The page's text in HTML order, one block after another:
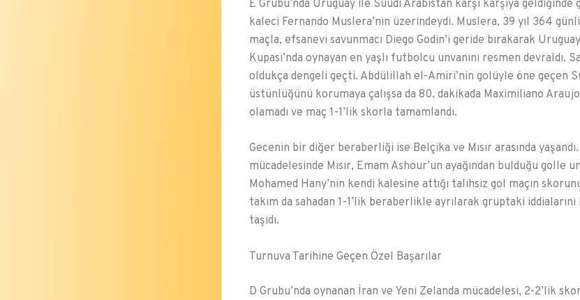
E Grubu’nda Uruguay ile Suudi Arabistan karşı karşıya
kaleci Fernando Muslera’nın üzerindeydi. Muslera, 39 yıl 364
maçla, efsanevi savunmacı Diego Godin’i geride bırakarak
Kupası’nda oynayan en yaşlı futbolcu unvanını resmen devraldı.
oldukça dengeli geçti. Abdülillah el-Amiri’nin golüyle öne geçen
üstünlüğünü korumaya çalışsa da 80. dakikada Maximiliano
olamadı ve maç 1-1’lik skorla tamamlandı.
Gecenin bir diğer beraberliği ise Belçika ve Mısır arasında
mücadelesinde Mısır, Emam Ashour’un ayağından bulduğu golle
Mohamed Hany’nin kendi kalesine attığı talihsiz gol maçın
takım da sahadan 1-1’lik beraberlikle ayrılarak gruptaki
taşıdı.
Turnuva Tarihine Geçen Özel Başarılar
D Grubu’nda oynanan İran ve Yeni Zelanda mücadelesi, 2-2’lik